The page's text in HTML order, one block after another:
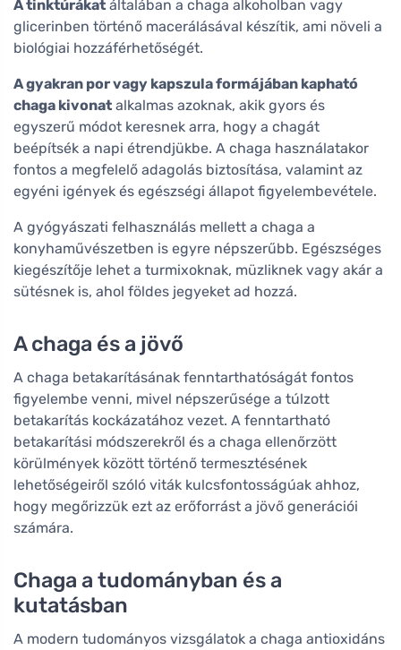
A tinktúrákat általában a chaga alkoholban vagy
glicerinben történő macerálásával készítik, ami növeli a
biológiai hozzáférhetőségét.
A gyakran por vagy kapszula formájában kapható
chaga kivonat alkalmas azoknak, akik gyors és
egyszerű módot keresnek arra, hogy a chagát
beépítsék a napi étrendjükbe. A chaga használatakor
fontos a megfelelő adagolás biztosítása, valamint az
egyéni igények és egészségi állapot figyelembevétele.
A gyógyászati felhasználás mellett a chaga a
konyhaművészetben is egyre népszerűbb. Egészséges
kiegészítője lehet a turmixoknak, müzliknek vagy akár a
sütésnek is, ahol földes jegyeket ad hozzá.
A chaga és a jövő
A chaga betakarításának fenntarthatóságát fontos
figyelembe venni, mivel népszerűsége a túlzott
betakarítás kockázatához vezet. A fenntartható
betakarítási módszerekről és a chaga ellenőrzött
körülmények között történő termesztésének
lehetőségeiről szóló viták kulcsfontosságúak ahhoz,
hogy megőrizzük ezt az erőforrást a jövő generációi
számára.
Chaga a tudományban és a
kutatásban
A modern tudományos vizsgálatok a chaga antioxidáns